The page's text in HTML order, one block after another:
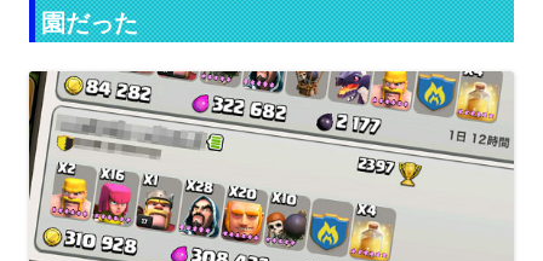
園だった